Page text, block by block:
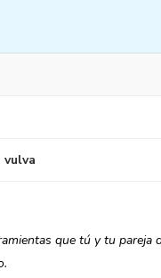
vulva
que tú y tu pareja